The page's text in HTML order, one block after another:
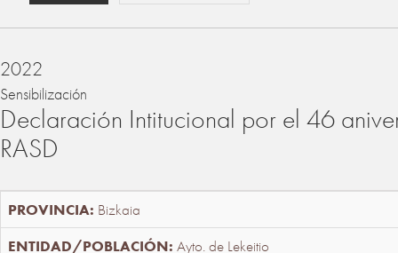
2022
Sensibilización
Declaración Intitucional por el 46
RASD
Bizkaia
Ayto. de Lekeitio